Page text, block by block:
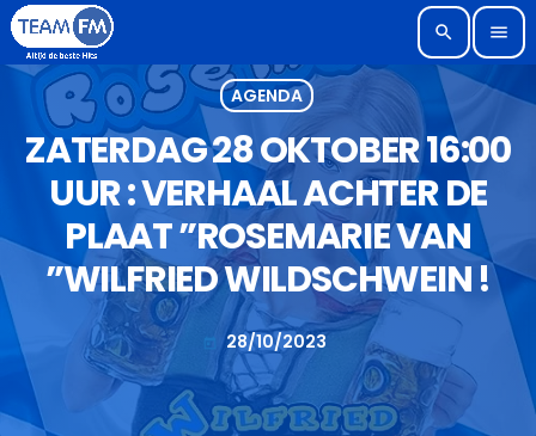
search menu
AGENDA
ZATERDAG 28 OKTOBER 16:00
UUR : VERHAAL ACHTER DE
PLAAT ”ROSEMARIE VAN
”WILFRIED WILDSCHWEIN !
28/10/2023